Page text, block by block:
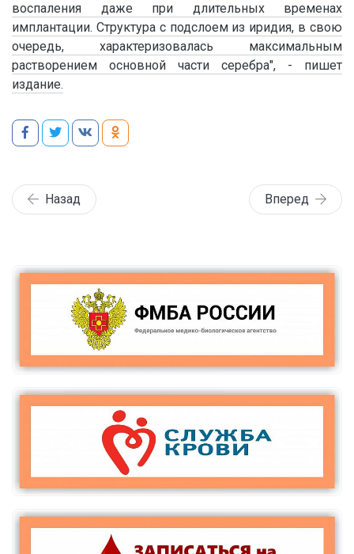
воспаления даже при длительных временах
имплантации. Структура с подслоем из иридия, в свою
очередь, характеризовалась максимальным
растворением основной части серебра", - пишет
издание.
Назад Вперед